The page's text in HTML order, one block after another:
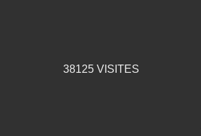
38125VISITES